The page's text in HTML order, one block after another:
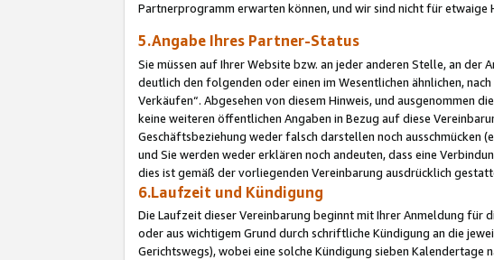
Partnerprogramm erwarten können, und wir sind nicht für
5.Angabe Ihres Partner-Status
Sie müssen auf Ihrer Website bzw. an jeder anderen Stelle, an
deutlich den folgenden oder einen im Wesentlichen ähnlichen,
Verkäufen“. Abgesehen von diesem Hinweis, und ausgenommen
keine weiteren öffentlichen Angaben in Bezug auf diese
Geschäftsbeziehung weder falsch darstellen noch
und Sie werden weder erklären noch andeuten, dass eine
dies ist gemäß der vorliegenden Vereinbarung ausdrücklich
6.Laufzeit und Kündigung
Die Laufzeit dieser Vereinbarung beginnt mit Ihrer Anmeldung für
oder aus wichtigem Grund durch schriftliche Kündigung an die
Gerichtswegs), wobei eine solche Kündigung sieben Kalendertage